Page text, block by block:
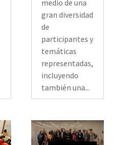
medio de una
gran diversidad
de
participantes y
temáticas
representadas,
incluyendo
también una...